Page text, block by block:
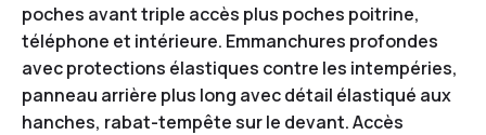
poches avant triple accès plus poches poitrine,
téléphone et intérieure. Emmanchures profondes
avec protections élastiques contre les intempéries,
panneau arrière plus long avec détail élastiqué aux
hanches, rabat-tempête sur le devant. Accès